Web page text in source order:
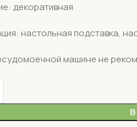
декоративная
настольная подставка,
машине не